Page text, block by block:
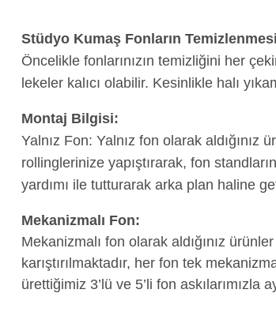
Stüdyo Kumaş Fonların
Öncelikle fonlarınızın temizliğini her
lekeler kalıcı olabilir. Kesinlikle halı
Montaj Bilgisi:
Yalnız Fon: Yalnız fon olarak aldığınız
rollinglerinize yapıştırarak, fon
yardımı ile tutturarak arka plan haline
Mekanizmalı Fon:
Mekanizmalı fon olarak aldığınız
karıştırılmaktadır, her fon tek
ürettiğimiz 3’lü ve 5’li fon askılarımızla